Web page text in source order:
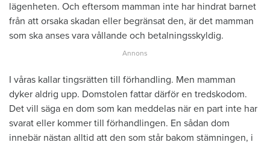
lägenheten. Och eftersom mamman inte har hindrat barnet
från att orsaka skadan eller begränsat den, är det mamman
som ska anses vara vållande och betalningsskyldig.
I våras kallar tingsrätten till förhandling. Men mamman
dyker aldrig upp. Domstolen fattar därför en tredskodom.
Det vill säga en dom som kan meddelas när en part inte har
svarat eller kommer till förhandlingen. En sådan dom
innebär nästan alltid att den som står bakom stämningen, i